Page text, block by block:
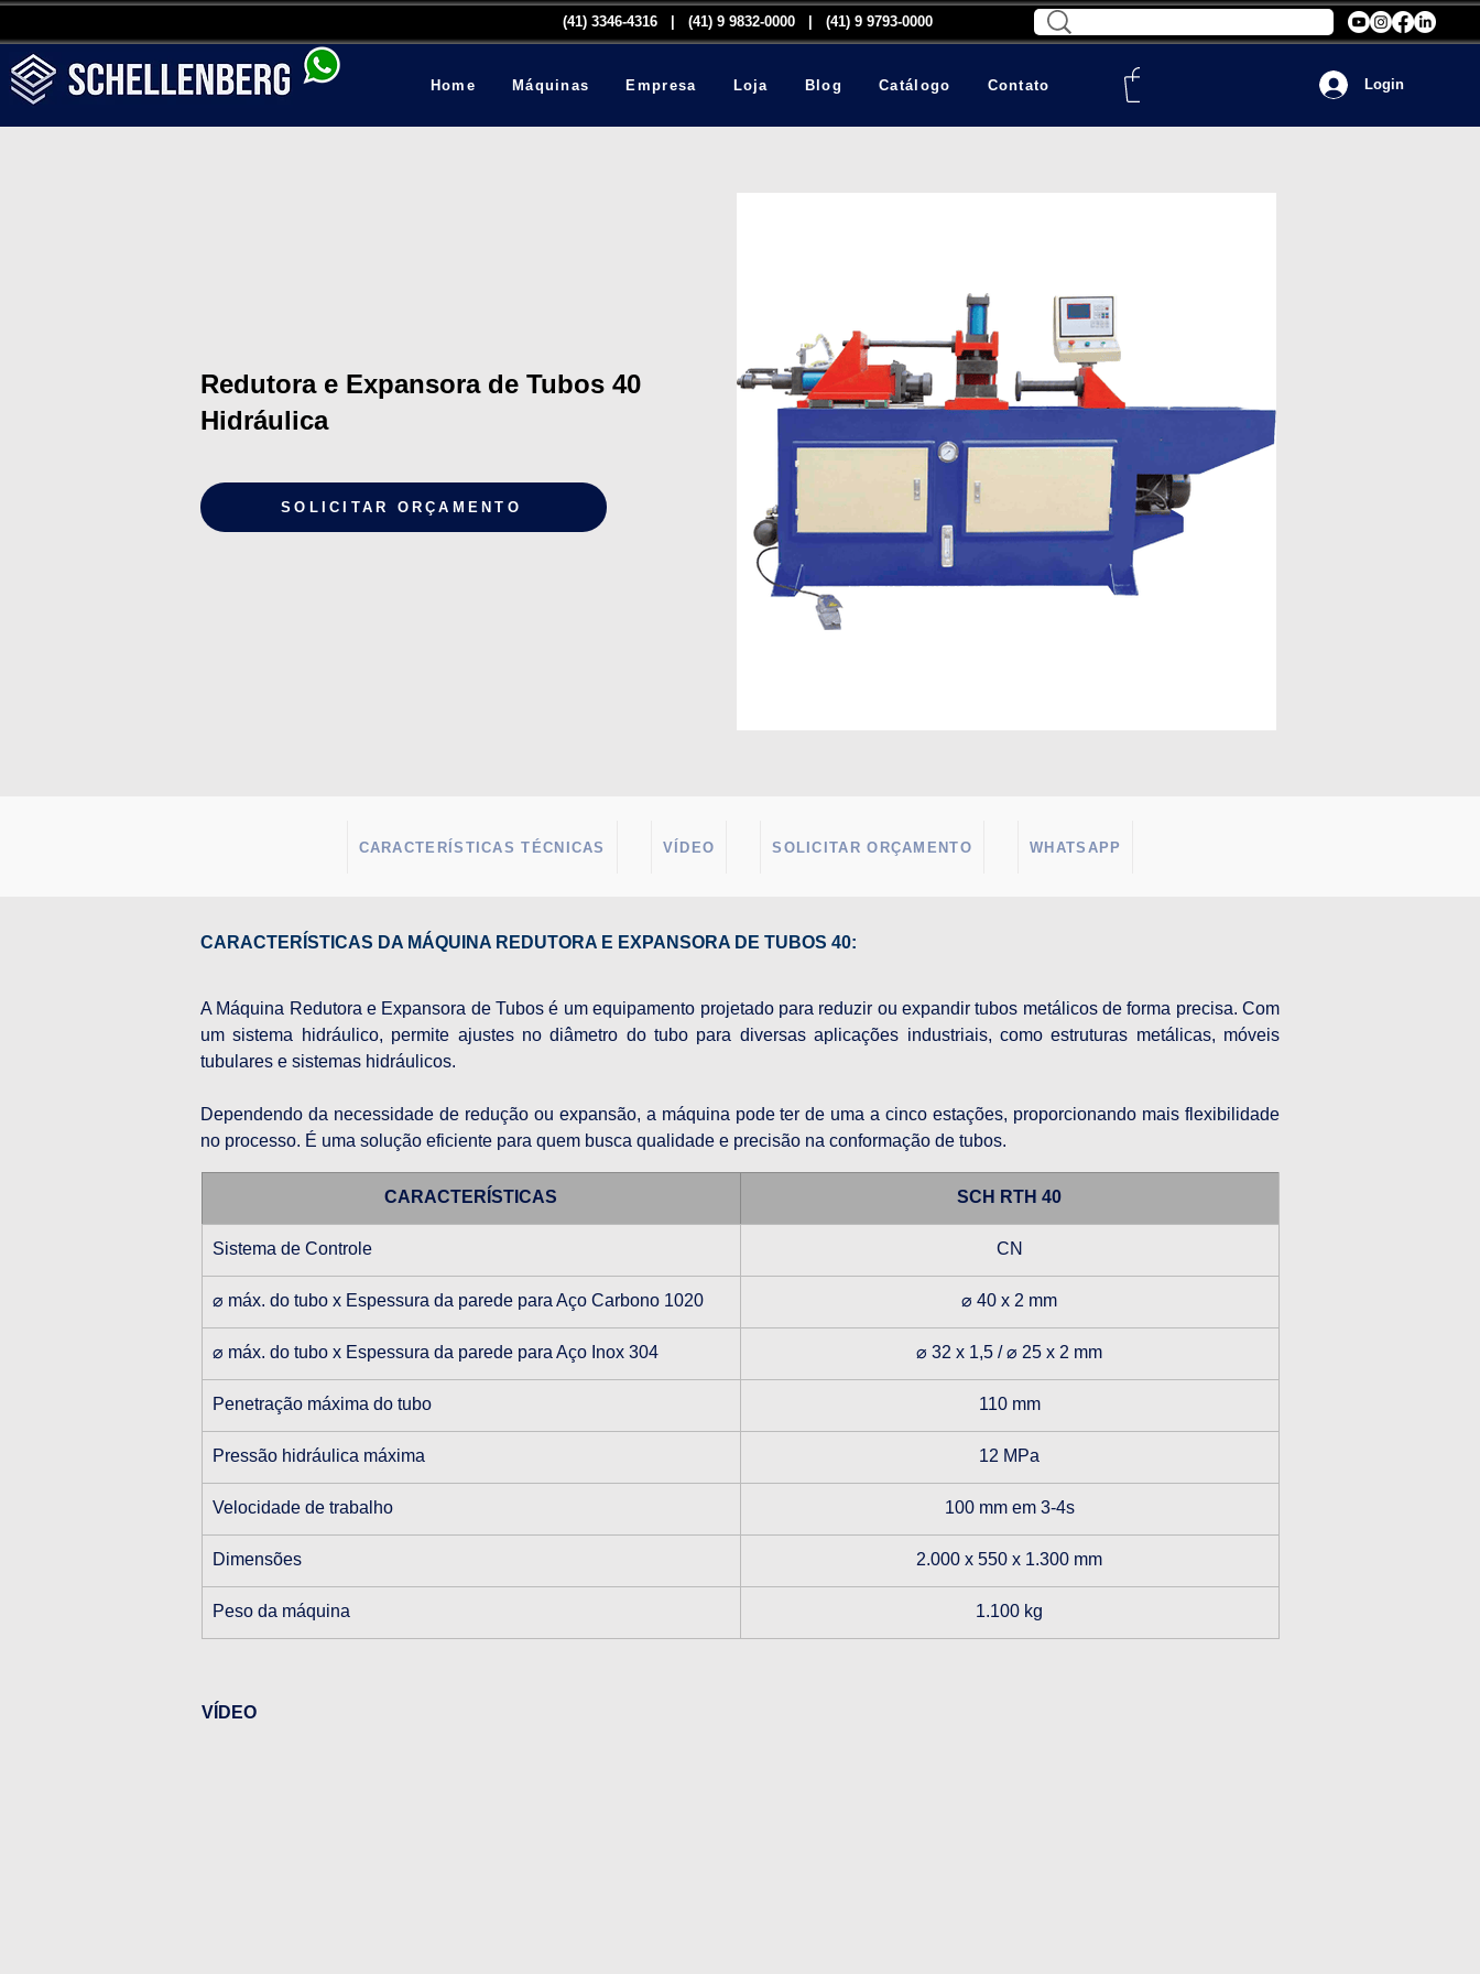
(41) 3346-4316​ | (41) 9 9832-0000 | (41) 9 9793-0000
Home Máquinas Empresa Loja Blog Catálogo Contato Login
Redutora e Expansora de Tubos 40
Hidráulica
SOLICITAR ORÇAMENTO
CARACTERÍSTICAS TÉCNICAS VÍDEO SOLICITAR ORÇAMENTO WHATSAPP
CARACTERÍSTICAS DA MÁQUINA REDUTORA E EXPANSORA DE TUBOS 40:
A Máquina Redutora e Expansora de Tubos é um equipamento projetado para reduzir ou expandir tubos metálicos de forma precisa. Com
um sistema hidráulico, permite ajustes no diâmetro do tubo para diversas aplicações industriais, como estruturas metálicas, móveis
tubulares e sistemas hidráulicos.
Dependendo da necessidade de redução ou expansão, a máquina pode ter de uma a cinco estações, proporcionando mais flexibilidade
no processo. É uma solução eficiente para quem busca qualidade e precisão na conformação de tubos.
CARACTERÍSTICAS SCH RTH 40
Sistema de Controle CN
⌀ máx. do tubo x Espessura da parede para Aço Carbono 1020 ⌀ 40 x 2 mm
⌀ máx. do tubo x Espessura da parede para Aço Inox 304 ⌀ 32 x 1,5 / ⌀ 25 x 2 mm
Penetração máxima do tubo 110 mm
Pressão hidráulica máxima 12 MPa
Velocidade de trabalho 100 mm em 3-4s
Dimensões 2.000 x 550 x 1.300 mm
Peso da máquina 1.100 kg
VÍDEO